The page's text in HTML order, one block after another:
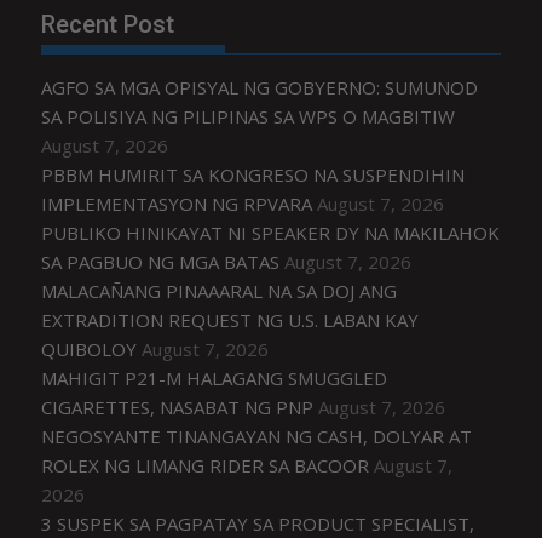
Recent Post
AGFO SA MGA OPISYAL NG GOBYERNO: SUMUNOD
SA POLISIYA NG PILIPINAS SA WPS O MAGBITIW
August 7, 2026
PBBM HUMIRIT SA KONGRESO NA SUSPENDIHIN
IMPLEMENTASYON NG RPVARA August 7, 2026
PUBLIKO HINIKAYAT NI SPEAKER DY NA MAKILAHOK
SA PAGBUO NG MGA BATAS August 7, 2026
MALACAÑANG PINAAARAL NA SA DOJ ANG
EXTRADITION REQUEST NG U.S. LABAN KAY
QUIBOLOY August 7, 2026
MAHIGIT P21-M HALAGANG SMUGGLED
CIGARETTES, NASABAT NG PNP August 7, 2026
NEGOSYANTE TINANGAYAN NG CASH, DOLYAR AT
ROLEX NG LIMANG RIDER SA BACOOR August 7,
2026
3 SUSPEK SA PAGPATAY SA PRODUCT SPECIALIST,